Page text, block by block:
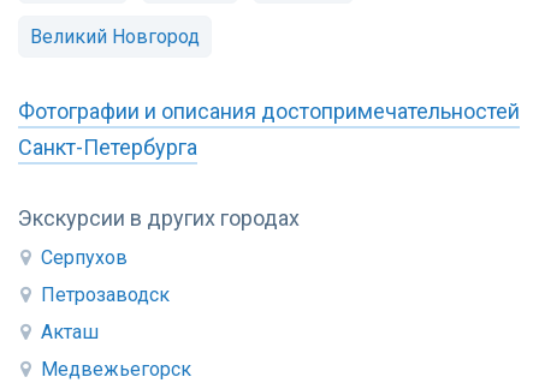
Экскурсии в других городах
Серпухов
Петрозаводск
Акташ
Медвежьегорск
Великий Новгород
Фотографии и описания достопримечательностей
Санкт-Петербурга